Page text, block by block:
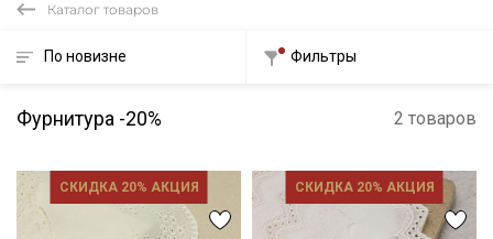
Каталог товаров
По новизне Фильтры
Фурнитура -20% 2 товаров
СКИДКА 20% АКЦИЯ СКИДКА 20% АКЦИЯ